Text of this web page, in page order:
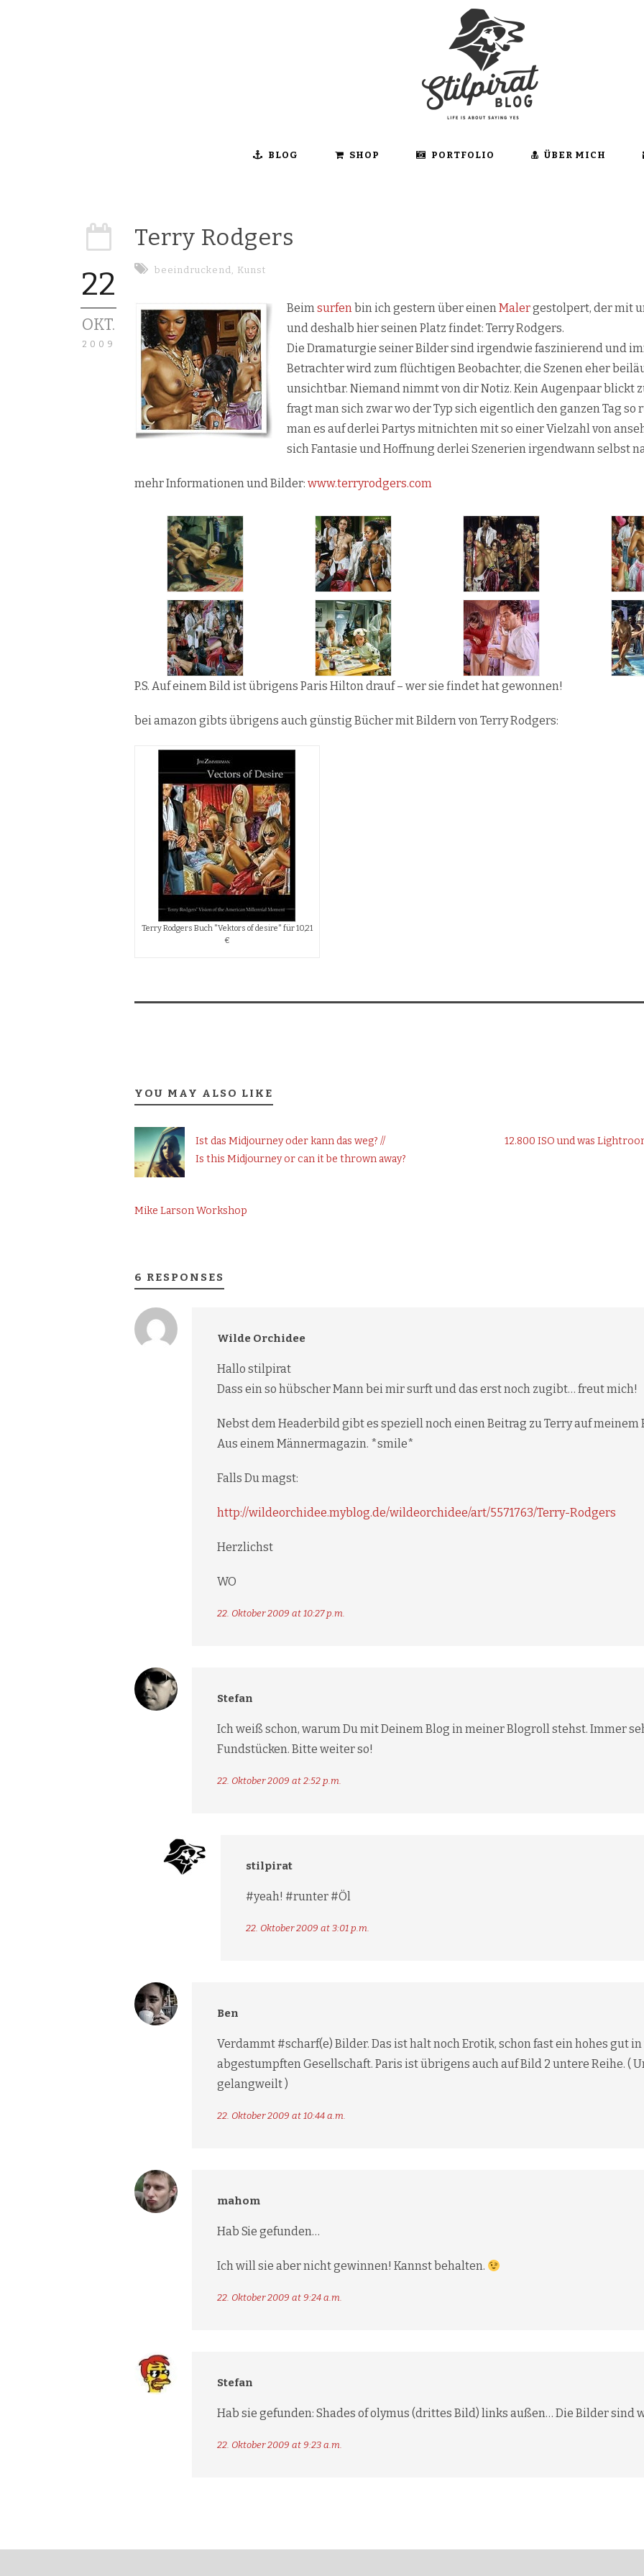
BLOG SHOP PORTFOLIO ÜBER MICH
22
OKT.
2009
Terry Rodgers
beeindruckend, Kunst
Beimsurfenbin ich gestern über einenMalergestolpert, der mit
und deshalb hier seinen Platz findet: Terry Rodgers.
Die Dramaturgie seiner Bilder sind irgendwie faszinierend und
Betrachter wird zum flüchtigen Beobachter, die Szenen eher
unsichtbar. Niemand nimmt von dir Notiz. Kein Augenpaar blickt
fragt man sich zwar wo der Typ sich eigentlich den ganzen Tag
man es auf derlei Partys mitnichten mit so einer Vielzahl von
sich Fantasie und Hoffnung derlei Szenerien irgendwann selbst
mehr Informationen und Bilder: www.terryrodgers.com
P.S. Auf einem Bild ist übrigens Paris Hilton drauf – wer sie findet hat gewonnen!
bei amazon gibts übrigens auch günstig Bücher mit Bildern von Terry Rodgers:
Terry Rodgers Buch "Vektors of desire" für 10,21
€
YOU MAY ALSO LIKE
Ist das Midjourney oder kann das weg? //
Is this Midjourney or can it be thrown away?
12.800 ISO und was
Mike Larson Workshop
6 RESPONSES
Wilde Orchidee
Hallo stilpirat
Dass ein so hübscher Mann bei mir surft und das erst noch zugibt… freut mich!
Nebst dem Headerbild gibt es speziell noch einen Beitrag zu Terry auf meinem
Aus einem Männermagazin. *smile*
Falls Du magst:
http://wildeorchidee.myblog.de/wildeorchidee/art/5571763/Terry-Rodgers
Herzlichst
WO
22. Oktober 2009 at 10:27 p.m.
Stefan
Ich weiß schon, warum Du mit Deinem Blog in meiner Blogroll stehst. Immer
Fundstücken. Bitte weiter so!
22. Oktober 2009 at 2:52 p.m.
stilpirat
#yeah! #runter #Öl
22. Oktober 2009 at 3:01 p.m.
Ben
Verdammt #scharf(e) Bilder. Das ist halt noch Erotik, schon fast ein hohes gut
abgestumpften Gesellschaft. Paris ist übrigens auch auf Bild 2 untere Reihe. (
gelangweilt )
22. Oktober 2009 at 10:44 a.m.
mahom
Hab Sie gefunden…
Ich will sie aber nicht gewinnen! Kannst behalten.
22. Oktober 2009 at 9:24 a.m.
Stefan
Hab sie gefunden: Shades of olymus (drittes Bild) links außen… Die Bilder sind
22. Oktober 2009 at 9:23 a.m.